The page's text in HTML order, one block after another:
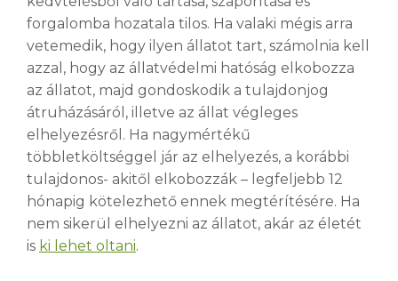
forgalomba hozatala tilos. Ha valaki mégis arra
vetemedik, hogy ilyen állatot tart, számolnia kell
azzal, hogy az állatvédelmi hatóság elkobozza
az állatot, majd gondoskodik a tulajdonjog
átruházásáról, illetve az állat végleges
elhelyezésről. Ha nagymértékű
többletköltséggel jár az elhelyezés, a korábbi
tulajdonos- akitől elkobozzák – legfeljebb 12
hónapig kötelezhető ennek megtérítésére. Ha
nem sikerül elhelyezni az állatot, akár az életét
is ki lehet oltani.